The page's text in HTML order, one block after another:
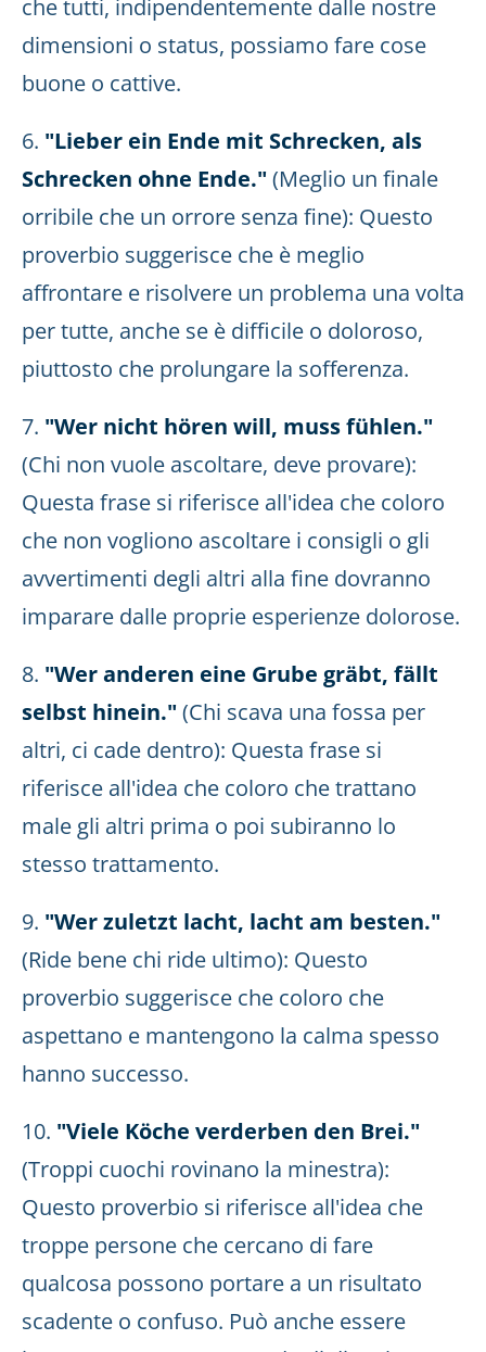
che tutti, indipendentemente dalle nostre
dimensioni o status, possiamo fare cose
buone o cattive.
6. "Lieber ein Ende mit Schrecken, als
Schrecken ohne Ende."(Meglio un finale
orribile che un orrore senza fine): Questo
proverbio suggerisce che è meglio
affrontare e risolvere un problema una volta
per tutte, anche se è difficile o doloroso,
piuttosto che prolungare la sofferenza.
7. "Wer nicht hören will, muss fühlen."
(Chi non vuole ascoltare, deve provare):
Questa frase si riferisce all'idea che coloro
che non vogliono ascoltare i consigli o gli
avvertimenti degli altri alla fine dovranno
imparare dalle proprie esperienze dolorose.
8. "Wer anderen eine Grube gräbt, fällt
selbst hinein."(Chi scava una fossa per
altri, ci cade dentro): Questa frase si
riferisce all'idea che coloro che trattano
male gli altri prima o poi subiranno lo
stesso trattamento.
9. "Wer zuletzt lacht, lacht am besten."
(Ride bene chi ride ultimo): Questo
proverbio suggerisce che coloro che
aspettano e mantengono la calma spesso
hanno successo.
10. "Viele Köche verderben den Brei."
(Troppi cuochi rovinano la minestra):
Questo proverbio si riferisce all'idea che
troppe persone che cercano di fare
qualcosa possono portare a un risultato
scadente o confuso. Può anche essere